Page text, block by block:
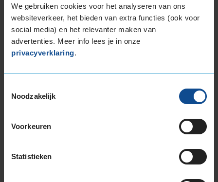
We gebruiken cookies voor het analyseren van ons
websiteverkeer, het bieden van extra functies (ook voor
social media) en het relevanter maken van
advertenties. Meer info lees je in onze
privacyverklaring.
Noodzakelijk
Voorkeuren
Statistieken
245/50R19 105Y EXTRALOAD
255/35R19 96Y EXTRALOAD
255/40R19 100Y EXTRALOAD
255/40R19 100Y EXTRALOAD RUNFLAT
255/45R19 104Y EXTRALOAD
255/50R19 107W EXTRALOAD
275/35R19 100Y EXTRALOAD
275/40R19 105Y EXTRALOAD